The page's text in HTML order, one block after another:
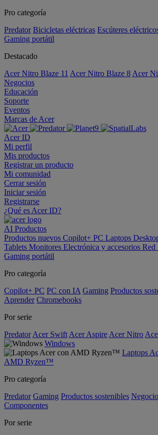
Pro categoría
Predator Bicicletas eléctricas Escúteres
Gaming portátil
Destacado
Acer Nitro Blaze 11 Acer Nitro Blaze 8 Acer
Negocios
Educación
Soporte
Eventos
Marcas de Acer
Acer ID
Mi perfil
Mis productos
Registrar un producto
Mi comunidad
Cerrar sesión
Iniciar sesión
Registrarse
¿Qué es Acer ID?
AI Productos
Productos nuevos Copilot+ PC Laptops
Tablets Monitores Electrónica y accesorios Red
Gaming portátil
Pro categoría
Copilot+ PC PC con IA Gaming Productos
Aprender Chromebooks
Por serie
Predator Acer Swift Acer Aspire Acer Nitro
Windows
Laptops
AMD Ryzen™
Pro categoría
Predator Gaming Productos sostenibles
Componentes
Por serie